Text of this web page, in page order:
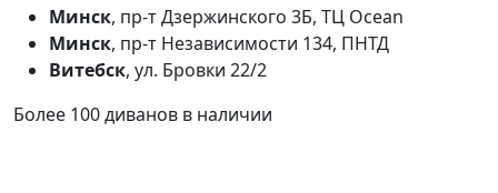
Минск, пр-т Дзержинского 3Б, ТЦ Ocean
Минск, пр-т Независимости 134, ПНТД
Витебск, ул. Бровки 22/2
Более 100 диванов в наличии